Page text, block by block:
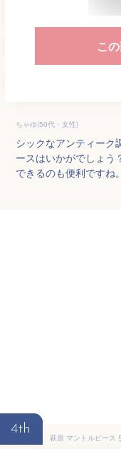
こ
ちゃゆ(50代・女性)
シックなアンティーク
ースはいかがでしょう
できるのも便利ですね。
4th